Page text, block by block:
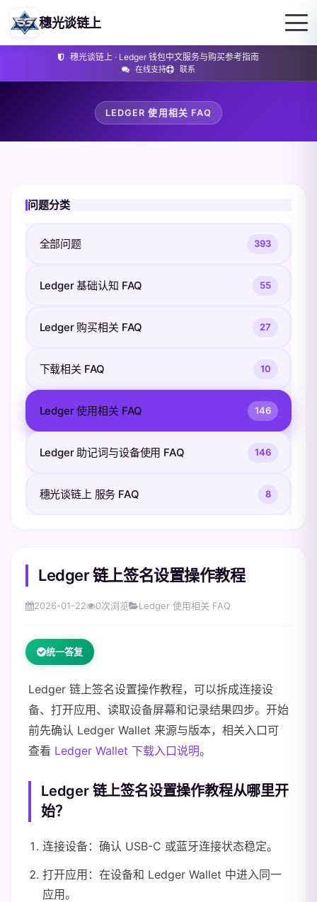
穗光谈链上 · Ledger 钱包中文服务与购买参考指南
在线支持 联系
穗光谈链上
LEDGER 使用相关 FAQ
问题分类
全部问题 393
Ledger 基础认知 FAQ 55
Ledger 购买相关 FAQ 27
下载相关 FAQ 10
Ledger 使用相关 FAQ 146
Ledger 助记词与设备使用 FAQ 146
穗光谈链上 服务 FAQ 8
Ledger 链上签名设置操作教程
2026-01-22 0次浏览 Ledger 使用相关 FAQ
统一答复
Ledger 链上签名设置操作教程，可以拆成连接设
备、打开应用、读取设备屏幕和记录结果四步。开始
前先确认 Ledger Wallet 来源与版本，相关入口可
查看 Ledger Wallet 下载入口说明。
Ledger 链上签名设置操作教程从哪里开
始？
连接设备：确认 USB-C 或蓝牙连接状态稳定。
打开应用：在设备和 Ledger Wallet 中进入同一
应用。